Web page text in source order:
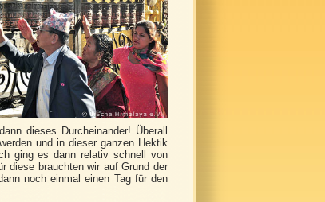
dieses Durcheinander! Überall
und in dieser ganzen Hektik
ging es dann relativ schnell von
diese brauchten wir auf Grund der
noch einmal einen Tag für den